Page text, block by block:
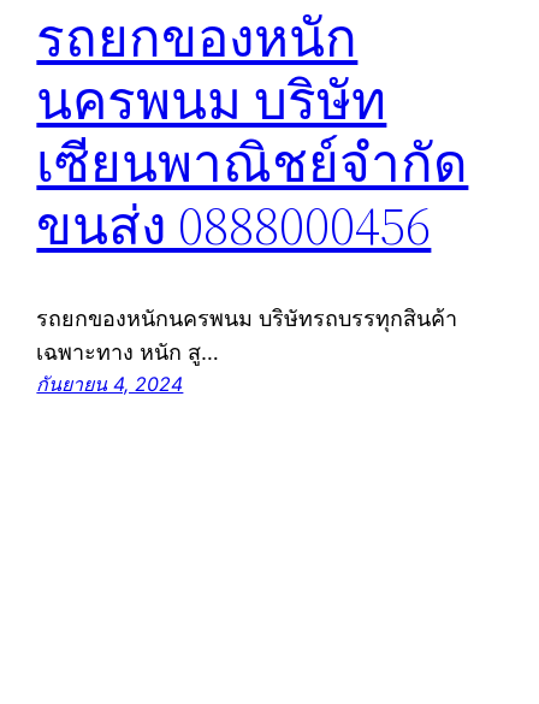
รถยกของหนัก
นครพนม บริษัท
เซียนพาณิชย์จำกัด
ขนส่ง 0888000456
รถยกของหนักนครพนม บริษัทรถบรรทุกสินค้า
เฉพาะทาง หนัก สู…
กันยายน 4, 2024